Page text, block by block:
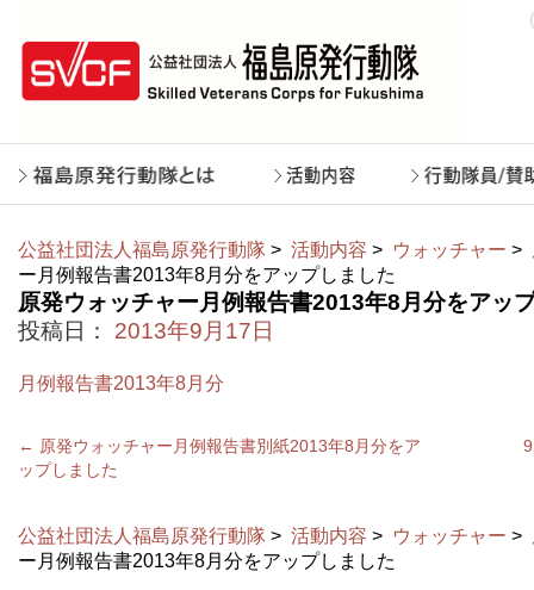
公益社団法人福島原発行動隊 > 活動内容 > ウォッチャー >
ー月例報告書2013年8月分をアップしました
原発ウォッチャー月例報告書2013年8月分をアッ
投稿日：
2013年9月17日
月例報告書2013年8月分
← 原発ウォッチャー月例報告書別紙2013年8月分をア
ップしました
公益社団法人福島原発行動隊 > 活動内容 > ウォッチャー >
ー月例報告書2013年8月分をアップしました